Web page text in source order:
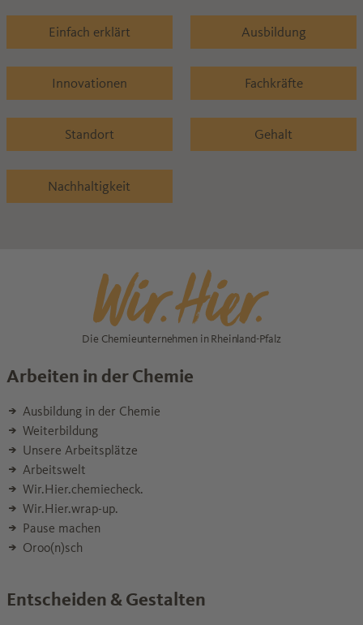
Einfach erklärt Ausbildung
Innovationen Fachkräfte
Standort Gehalt
Nachhaltigkeit
Die Chemieunternehmen in Rheinland-Pfalz
Arbeiten in der Chemie
Ausbildung in der Chemie
Weiterbildung
Unsere Arbeitsplätze
Arbeitswelt
Wir.Hier.chemiecheck.
Wir.Hier.wrap-up.
Pause machen
Oroo(n)sch
Entscheiden & Gestalten